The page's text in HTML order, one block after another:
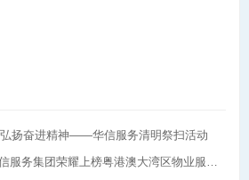
扬奋进精神——华信服务清明祭扫活动
下一篇：卓越服务力 | 华信服务集团荣耀上榜粤港澳大湾区物业服务力百强